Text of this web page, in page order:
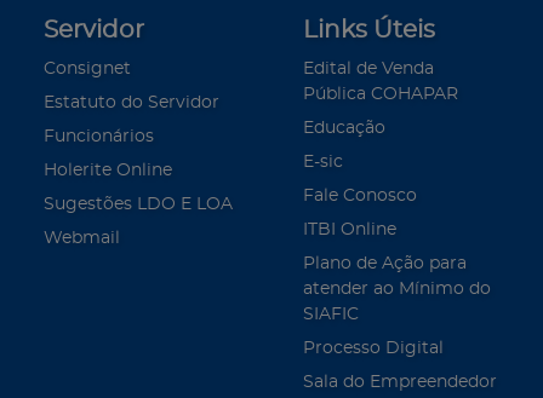
Servidor
Consignet
Estatuto do Servidor
Funcionários
Holerite Online
Sugestões LDO E LOA
Webmail
Links Úteis
Edital de Venda
Pública COHAPAR
Educação
E-sic
Fale Conosco
ITBI Online
Plano de Ação para
atender ao Mínimo do
SIAFIC
Processo Digital
Sala do Empreendedor